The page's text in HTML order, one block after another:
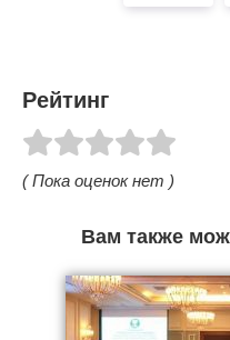
Рейтинг
( Пока оценок нет )
Вам также